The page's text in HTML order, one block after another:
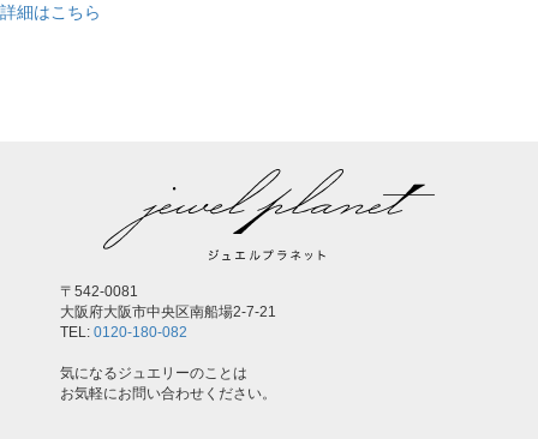
詳細はこちら
〒542-0081
大阪府大阪市中央区南船場2-7-21
TEL: 0120-180-082
気になるジュエリーのことは
お気軽にお問い合わせください。